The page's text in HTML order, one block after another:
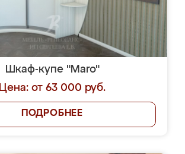
Шкаф-купе "Maro"
Цена: от 63 000 руб.
ПОДРОБНЕЕ